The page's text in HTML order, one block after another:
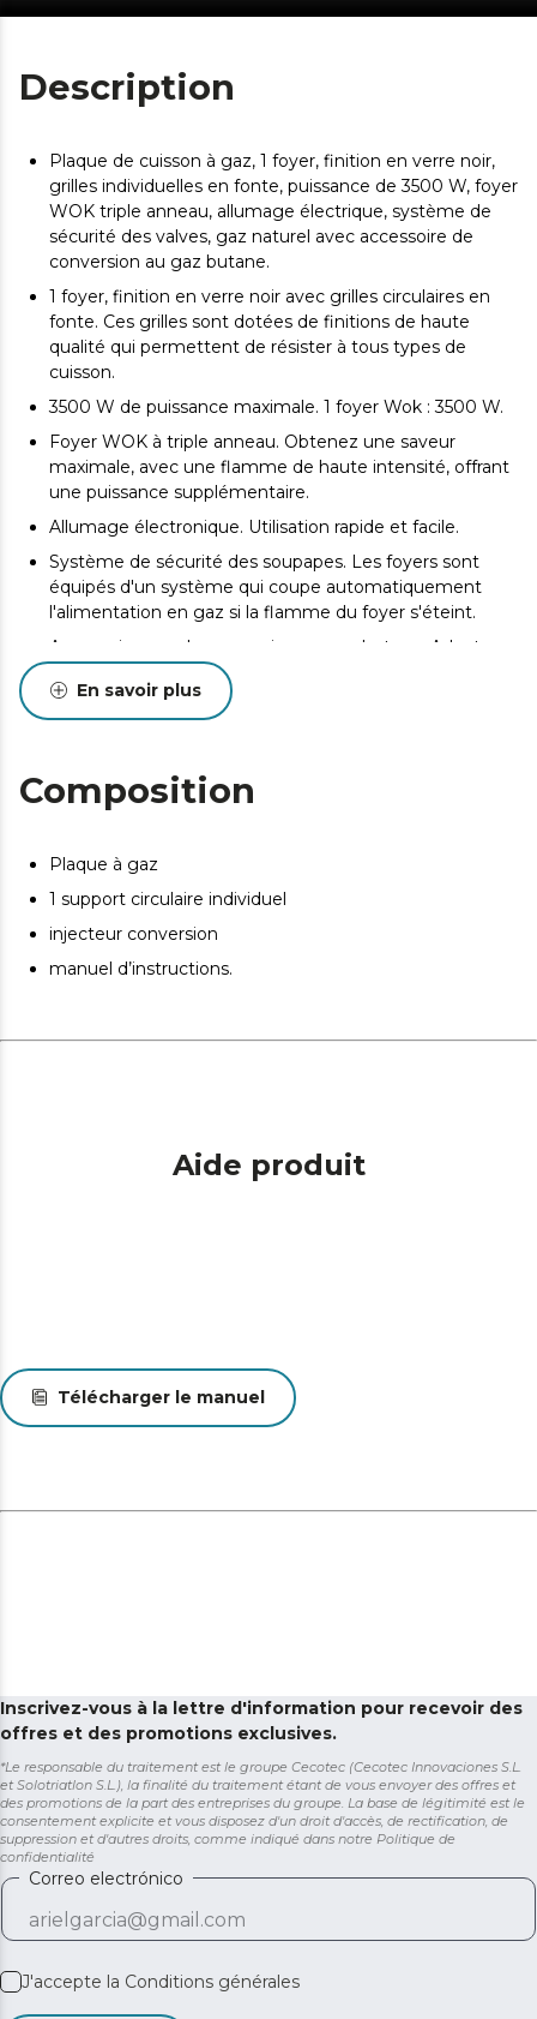
Description
Plaque de cuisson à gaz, 1 foyer, finition en verre noir,
grilles individuelles en fonte, puissance de 3500 W, foyer
WOK triple anneau, allumage électrique, système de
sécurité des valves, gaz naturel avec accessoire de
conversion au gaz butane.
1 foyer, finition en verre noir avec grilles circulaires en
fonte. Ces grilles sont dotées de finitions de haute
qualité qui permettent de résister à tous types de
cuisson.
3500 W de puissance maximale. 1 foyer Wok : 3500 W.
Foyer WOK à triple anneau. Obtenez une saveur
maximale, avec une flamme de haute intensité, offrant
une puissance supplémentaire.
Allumage électronique. Utilisation rapide et facile.
Système de sécurité des soupapes. Les foyers sont
équipés d'un système qui coupe automatiquement
l'alimentation en gaz si la flamme du foyer s'éteint.
Accessoire pour la conversion au gaz butane. Adaptez
la plaque au gaz butane si nécessaire.
En savoir plus
Composition
Plaque à gaz
1 support circulaire individuel
injecteur conversion
manuel d’instructions.
Aide produit
Télécharger le manuel
Inscrivez-vous à la lettre d'information pour recevoir des
offres et des promotions exclusives.
*Le responsable du traitement est le groupe Cecotec (Cecotec Innovaciones S.L.
et Solotriatlon S.L.), la finalité du traitement étant de vous envoyer des offres et
des promotions de la part des entreprises du groupe. La base de légitimité est le
consentement explicite et vous disposez d'un droit d'accès, de rectification, de
suppression et d'autres droits, comme indiqué dans notre Politique de
confidentialité
Correo electrónico
J'accepte la Conditions générales